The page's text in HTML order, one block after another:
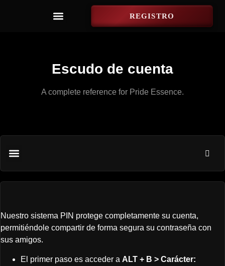
REGISTRO
Escudo de cuenta
A complete reference for Pride Essence.
Nuestro sistema PIN protege completamente su cuenta,
permitiéndole compartir de forma segura su contraseña con
sus amigos.
El primer paso es acceder a ALT + B > Carácter: